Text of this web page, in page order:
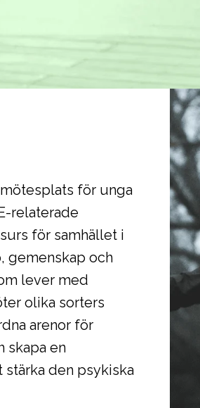
för unga
relaterade
för samhället i
gemenskap och
lever med
olika sorters
arenor för
skapa en
den psykiska